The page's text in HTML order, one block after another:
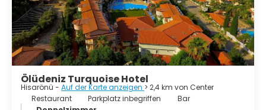
Strände, die die paradiesische Atmosphäre noch mehr
verstärken.
Fethiye hat auch ein reiches historisches Erbe, die Stadt
ist umgeben von den Taurus Bergen und es gibt viele
antike Stätten, die Sie besuchen können. Fethiye ist ein
malerisches entspannendes Urlaubsziel.
Ölüdeniz Turquoise Hotel
Hisarönü - Auf der Karte anzeigen > 2,4 km von Center
Restaurant
Parkplatz inbegriffen
Bar